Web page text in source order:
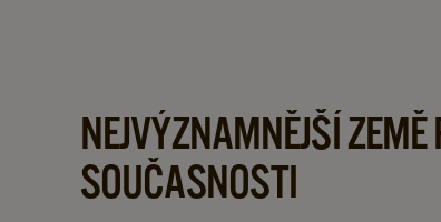
NEJVÝZNAMNĚJŠÍ
SOUČASNOSTI